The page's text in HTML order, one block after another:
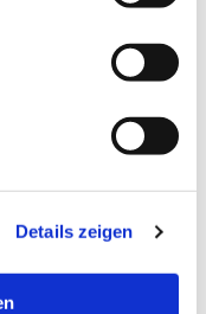
Details zeigen
auch